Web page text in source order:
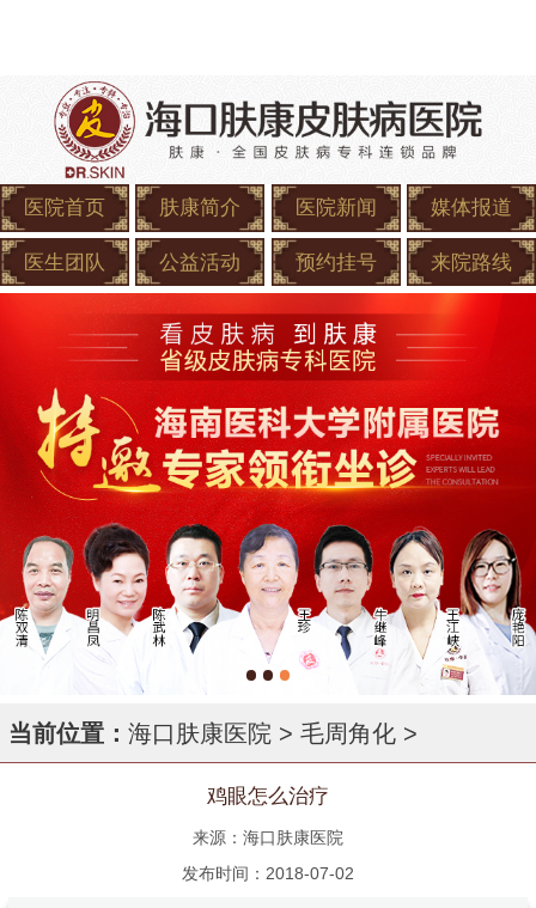
医院首页 肤康简介 医院新闻 媒体报道
医生团队 公益活动 预约挂号 来院路线
当前位置： 海口肤康医院 > 毛周角化 >
鸡眼怎么治疗
来源：海口肤康医院
发布时间：2018-07-02